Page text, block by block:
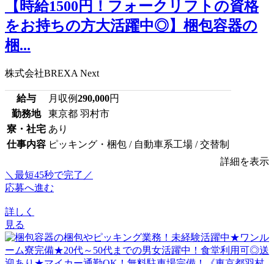
【時給1500円！フォークリフトの資格
をお持ちの方大活躍中◎】梱包容器の
梱...
株式会社BREXA Next
給与 月収例290,000円
勤務地
東京都 羽村市
寮・社宅 あり
仕事内容 ピッキング・梱包 / 自動車系工場 / 交替制
詳細を表示
＼最短45秒で完了／
応募へ進む
詳しく
見る